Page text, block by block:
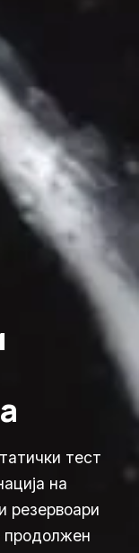
тест
на
резервоари
продолжен